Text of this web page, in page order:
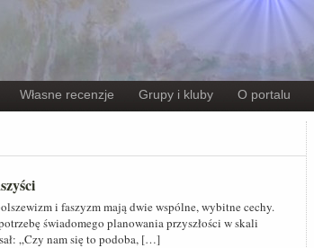
Własne recenzje Grupy i kluby O portalu
i faszyzm mają dwie wspólne, wybitne cechy.
świadomego planowania przyszłości w skali
„Czy nam się to podoba, […]